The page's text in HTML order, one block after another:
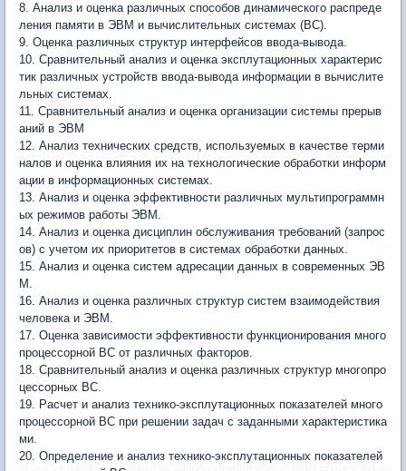
8. Анализ и оценка различных способов динамического распреде
ления памяти в ЭВМ и вычислительных системах (ВС).
9. Оценка различных структур интерфейсов ввода-вывода.
10. Сравнительный анализ и оценка эксплутационных характерис
тик различных устройств ввода-вывода информации в вычислите
льных системах.
11. Сравнительный анализ и оценка организации системы прерыв
аний в ЭВМ
12. Анализ технических средств, используемых в качестве терми
налов и оценка влияния их на технологические обработки информ
ации в информационных системах.
13. Анализ и оценка эффективности различных мультипрограммн
ых режимов работы ЭВМ.
14. Анализ и оценка дисциплин обслуживания требований (запрос
ов) с учетом их приоритетов в системах обработки данных.
15. Анализ и оценка систем адресации данных в современных ЭВ
М.
16. Анализ и оценка различных структур систем взаимодействия
человека и ЭВМ.
17. Оценка зависимости эффективности функционирования много
процессорной ВС от различных факторов.
18. Сравнительный анализ и оценка различных структур многопро
цессорных ВС.
19. Расчет и анализ технико-эксплутационных показателей много
процессорной ВС при решении задач с заданными характеристика
ми.
20. Определение и анализ технико-эксплутационных показателей